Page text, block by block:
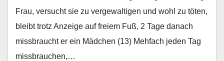
Frau, versucht sie zu vergewaltigen und wohl zu töten,
bleibt trotz Anzeige auf freiem Fuß, 2 Tage danach
missbraucht er ein Mädchen (13) Mehfach jeden Tag
missbrauchen,…